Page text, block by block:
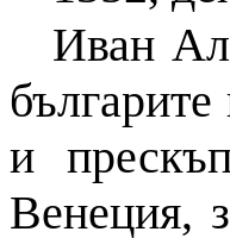
Иван
и
Венеция,